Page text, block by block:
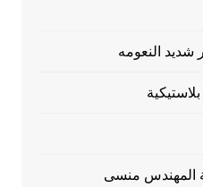
شديد النعومه
المهندس منسى